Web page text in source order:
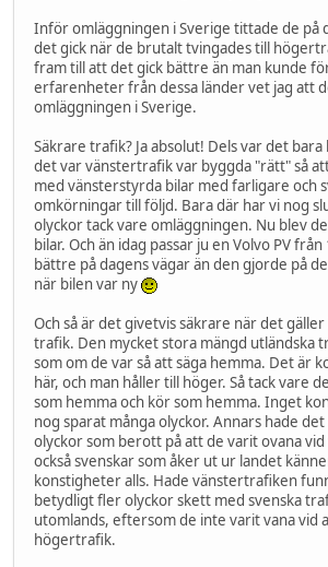
Inför omläggningen i Sverige tittade de på
det gick när de brutalt tvingades till
fram till att det gick bättre än man kunde
erfarenheter från dessa länder vet jag att
omläggningen i Sverige.
Säkrare trafik? Ja absolut! Dels var det bara
det var vänstertrafik var byggda "rätt" så
med vänsterstyrda bilar med farligare och
omkörningar till följd. Bara där har vi nog
olyckor tack vare omläggningen. Nu blev
bilar. Och än idag passar ju en Volvo PV
bättre på dagens vägar än den gjorde på
när bilen var ny
Och så är det givetvis säkrare när det
trafik. Den mycket stora mängd utländska
som om de var så att säga hemma. Det är
här, och man håller till höger. Så tack vare
som hemma och kör som hemma. Inget
nog sparat många olyckor. Annars hade
olyckor som berott på att de varit ovana
också svenskar som åker ut ur landet
konstigheter alls. Hade vänstertrafiken
betydligt fler olyckor skett med svenska
utomlands, eftersom de inte varit vana vid
högertrafik.